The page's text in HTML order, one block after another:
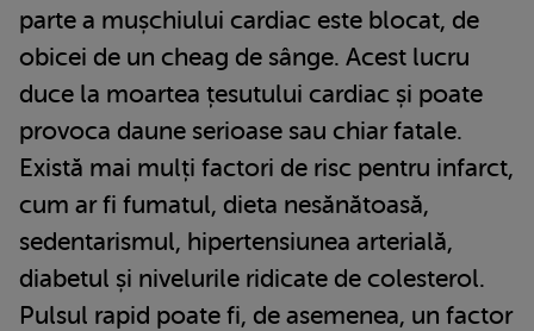
parte a mușchiului cardiac este blocat, de
obicei de un cheag de sânge. Acest lucru
duce la moartea țesutului cardiac și poate
provoca daune serioase sau chiar fatale.
Există mai mulți factori de risc pentru infarct,
cum ar fi fumatul, dieta nesănătoasă,
sedentarismul, hipertensiunea arterială,
diabetul și nivelurile ridicate de colesterol.
Pulsul rapid poate fi, de asemenea, un factor